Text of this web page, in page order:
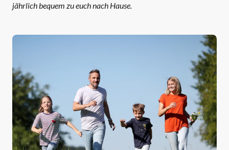
jährlich bequem zu euch nach Hause.